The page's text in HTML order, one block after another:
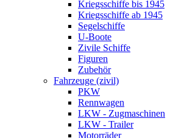
Kriegsschiffe bis 1945
Kriegsschiffe ab 1945
Segelschiffe
U-Boote
Zivile Schiffe
Figuren
Zubehör
Fahrzeuge (zivil)
PKW
Rennwagen
LKW - Zugmaschinen
LKW - Trailer
Motorräder